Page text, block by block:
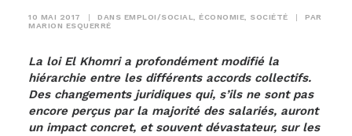
10 MAI 2017 | DANS EMPLOI/SOCIAL ÉCONOMIE SOCIÉTÉ |
PAR
MARION ESQUERRÉ
La loi El Khomri a profondément modifié la
hiérarchie entre les différents accords collectifs.
Des changements juridiques qui, s’ils ne sont pas
encore perçus par la majorité des salariés, auront
un impact concret, et souvent dévastateur, sur les